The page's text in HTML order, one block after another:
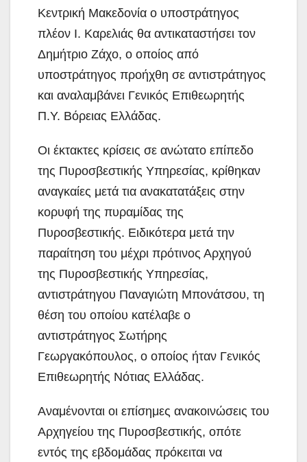
Κεντρική Μακεδονία ο υποστράτηγος
πλέον Ι. Καρελιάς θα αντικαταστήσει τον
Δημήτριο Ζάχο, ο οποίος από
υποστράτηγος προήχθη σε αντιστράτηγος
και αναλαμβάνει Γενικός Επιθεωρητής
Π.Υ. Βόρειας Ελλάδας.
Οι έκτακτες κρίσεις σε ανώτατο επίπεδο
της Πυροσβεστικής Υπηρεσίας, κρίθηκαν
αναγκαίες μετά τια ανακατατάξεις στην
κορυφή της πυραμίδας της
Πυροσβεστικής. Ειδικότερα μετά την
παραίτηση του μέχρι πρότινος Αρχηγού
της Πυροσβεστικής Υπηρεσίας,
αντιστράτηγου Παναγιώτη Μπονάτσου, τη
θέση του οποίου κατέλαβε ο
αντιστράτηγος Σωτήρης
Γεωργακόπουλος, ο οποίος ήταν Γενικός
Επιθεωρητής Νότιας Ελλάδας.
Αναμένονται οι επίσημες ανακοινώσεις του
Αρχηγείου της Πυροσβεστικής, οπότε
εντός της εβδομάδας πρόκειται να